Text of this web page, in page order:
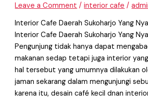
Leave a Comment /interior cafe /
Interior Cafe Daerah Sukoharjo Yang
Interior Cafe Daerah Sukoharjo Yang
Pengunjung tidak hanya dapat
makanan sedap tetapi juga interior
hal tersebut yang umumnya dilakukan
jaman sekarang dalam mengunjungi
karena itu, desain café kecil dnan